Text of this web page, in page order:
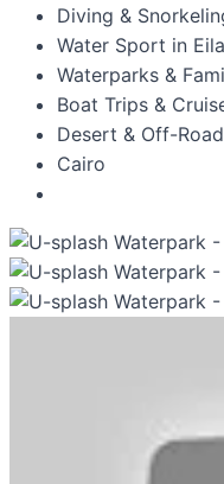
Diving &
Water Sport in
Waterparks &
Boat Trips &
Desert & Off-
Cairo